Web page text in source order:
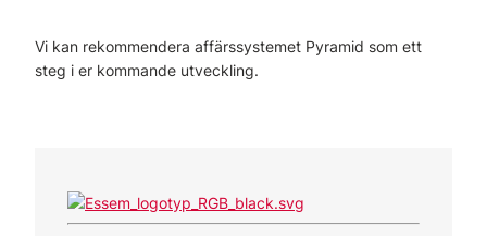
Vi kan rekommendera affärssystemet Pyramid som ett
steg i er kommande utveckling.